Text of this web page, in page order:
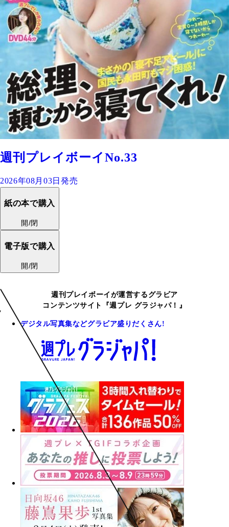
週刊プレイボーイNo.33
2026年08月03日発売
紙の本で購入
開/閉
電子版で購入
開/閉
週刊プレイボーイが運営するグラビア
コンテンツサイト『週プレ グラジャパ！』
デジタル写真集などグラビア盛りだくさん!